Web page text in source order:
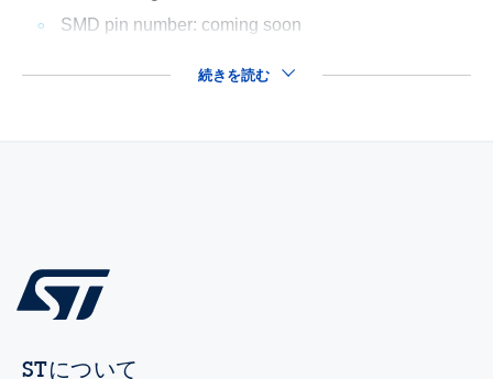
SMD pin number: coming soon
続きを読む
STについて